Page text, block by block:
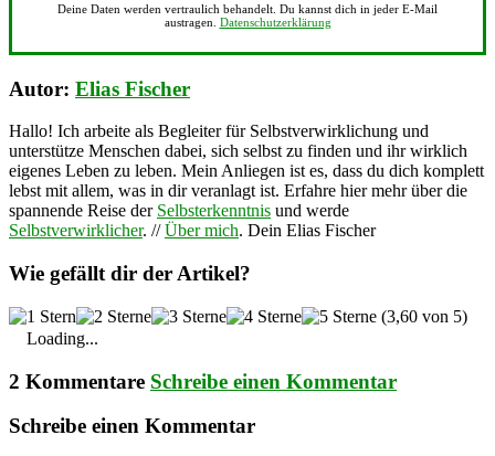
Deine Daten werden vertraulich behandelt. Du kannst dich in jeder E-Mail
austragen. Datenschutzerklärung
Autor: Elias Fischer
Hallo! Ich arbeite als Begleiter für Selbstverwirklichung und
unterstütze Menschen dabei, sich selbst zu finden und ihr wirklich
eigenes Leben zu leben. Mein Anliegen ist es, dass du dich komplett
lebst mit allem, was in dir veranlagt ist. Erfahre hier mehr über die
spannende Reise der Selbsterkenntnis und werde
Selbstverwirklicher. //Über mich. Dein Elias Fischer
Wie gefällt dir der Artikel?
(3,60 von 5)
Loading...
2 Kommentare Schreibe einen Kommentar
Schreibe einen Kommentar